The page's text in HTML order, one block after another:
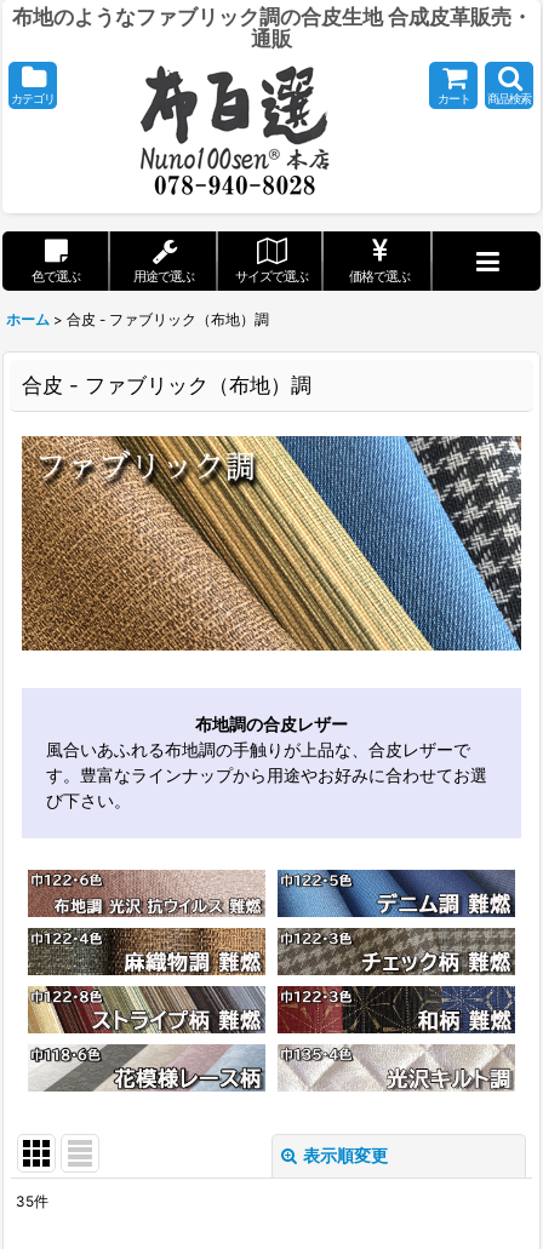
布地のようなファブリック調の合皮生地 合成皮革販売・
通販
カテゴリ カート 商品検索
色で選ぶ 用途で選ぶ サイズで選ぶ 価格で選ぶ
ホーム > 合皮 - ファブリック（布地）調
合皮 - ファブリック（布地）調
布地調の合皮レザー
風合いあふれる布地調の手触りが上品な、合皮レザーで
す。豊富なラインナップから用途やお好みに合わせてお選
び下さい。
表示順変更
35件